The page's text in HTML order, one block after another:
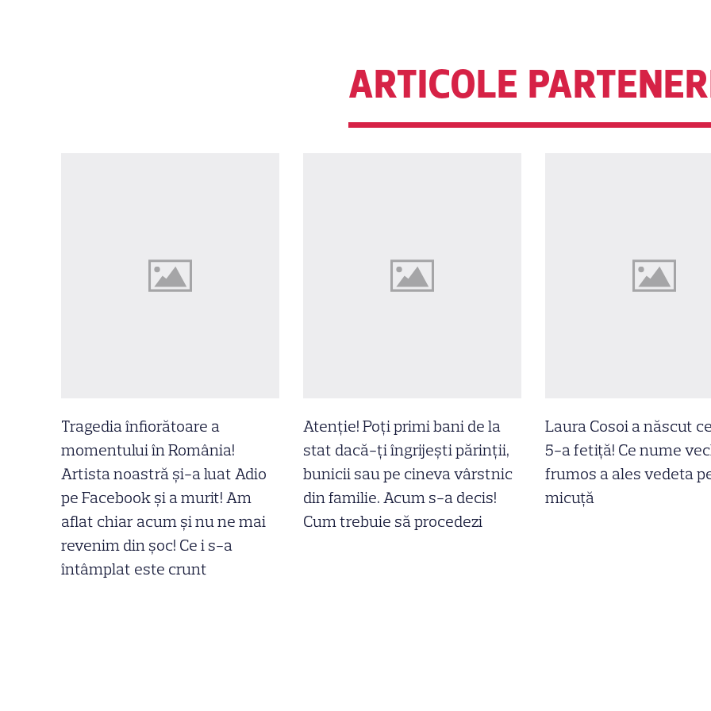
ARTICOLE
Tragedia înfiorătoare a
momentului în România!
Artista noastră și-a luat Adio
pe Facebook și a murit! Am
aflat chiar acum și nu ne mai
revenim din șoc! Ce i s-a
întâmplat este crunt
Atenție! Poți primi bani de la
stat dacă-ți îngrijești părinții,
bunicii sau pe cineva vârstnic
din familie. Acum s-a decis!
Cum trebuie să procedezi
Laura Cosoi a născut
5-a fetiță! Ce nume
frumos a ales vedeta
micuță